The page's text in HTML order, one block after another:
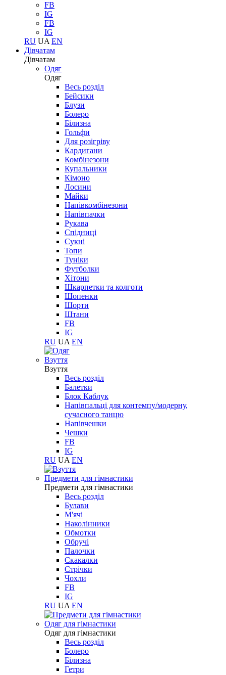
FB
IG
FB
IG
RU UA EN
Дівчатам
Дівчатам
Одяг
Одяг
Весь розділ
Бейсики
Блузи
Болеро
Білизна
Гольфи
Для розігріву
Кардигани
Комбінезони
Купальники
Кімоно
Лосини
Майки
Напівкомбінезони
Напівпачки
Рукава
Спідниці
Сукні
Топи
Туніки
Футболки
Хітони
Шкарпетки та колготи
Шопенки
Шорти
Штани
FB
IG
RU UA EN
Взуття
Взуття
Весь розділ
Балетки
Блок Каблук
Напівпальці для контемпу/модерну,
сучасного танцю
Напівчешки
Чешки
FB
IG
RU UA EN
Предмети для гімнастики
Предмети для гімнастики
Весь розділ
Булави
М'ячі
Наколінники
Обмотки
Обручі
Палочки
Скакалки
Стрічки
Чохли
FB
IG
RU UA EN
Одяг для гімнастики
Одяг для гімнастики
Весь розділ
Болеро
Білизна
Гетри